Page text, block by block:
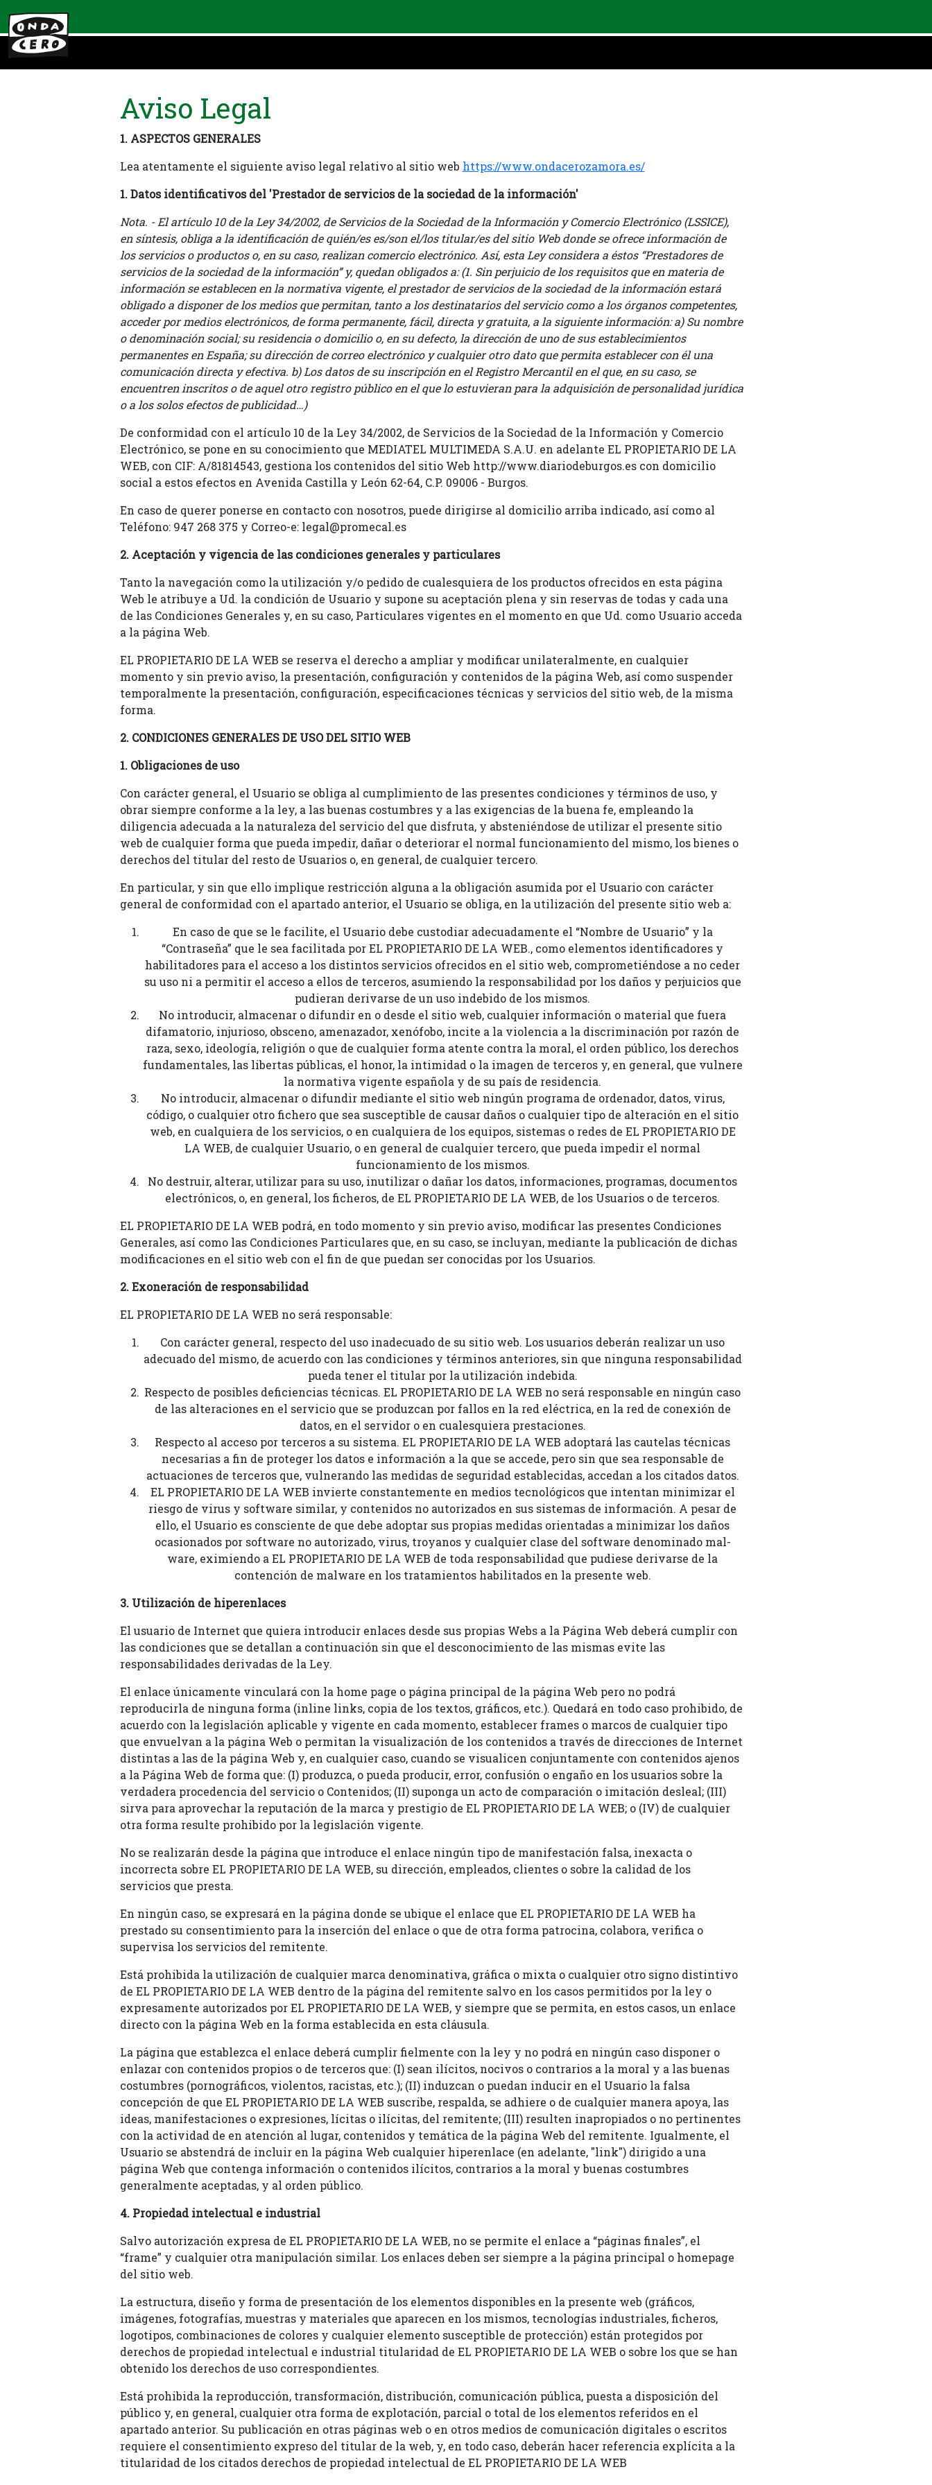
Aviso Legal
1. ASPECTOS GENERALES
Lea atentamente el siguiente aviso legal relativo al sitio web https://www.ondacerozamora.es/
1. Datos identificativos del 'Prestador de servicios de la sociedad de la información'
Nota. - El artículo 10 de la Ley 34/2002, de Servicios de la Sociedad de la Información y Comercio Electrónico (LSSICE),
en síntesis, obliga a la identificación de quién/es es/son el/los titular/es del sitio Web donde se ofrece información de
los servicios o productos o, en su caso, realizan comercio electrónico. Así, esta Ley considera a éstos “Prestadores de
servicios de la sociedad de la información” y, quedan obligados a: (1. Sin perjuicio de los requisitos que en materia de
información se establecen en la normativa vigente, el prestador de servicios de la sociedad de la información estará
obligado a disponer de los medios que permitan, tanto a los destinatarios del servicio como a los órganos competentes,
acceder por medios electrónicos, de forma permanente, fácil, directa y gratuita, a la siguiente información: a) Su nombre
o denominación social; su residencia o domicilio o, en su defecto, la dirección de uno de sus establecimientos
permanentes en España; su dirección de correo electrónico y cualquier otro dato que permita establecer con él una
comunicación directa y efectiva. b) Los datos de su inscripción en el Registro Mercantil en el que, en su caso, se
encuentren inscritos o de aquel otro registro público en el que lo estuvieran para la adquisición de personalidad jurídica
o a los solos efectos de publicidad…)
De conformidad con el artículo 10 de la Ley 34/2002, de Servicios de la Sociedad de la Información y Comercio
Electrónico, se pone en su conocimiento que MEDIATEL MULTIMEDA S.A.U. en adelante EL PROPIETARIO DE LA
WEB, con CIF: A/81814543, gestiona los contenidos del sitio Web http://www.diariodeburgos.es con domicilio
social a estos efectos en Avenida Castilla y León 62-64, C.P. 09006 - Burgos.
En caso de querer ponerse en contacto con nosotros, puede dirigirse al domicilio arriba indicado, así como al
Teléfono: 947 268 375 y Correo-e: legal@promecal.es
2. Aceptación y vigencia de las condiciones generales y particulares
Tanto la navegación como la utilización y/o pedido de cualesquiera de los productos ofrecidos en esta página
Web le atribuye a Ud. la condición de Usuario y supone su aceptación plena y sin reservas de todas y cada una
de las Condiciones Generales y, en su caso, Particulares vigentes en el momento en que Ud. como Usuario acceda
a la página Web.
EL PROPIETARIO DE LA WEB se reserva el derecho a ampliar y modificar unilateralmente, en cualquier
momento y sin previo aviso, la presentación, configuración y contenidos de la página Web, así como suspender
temporalmente la presentación, configuración, especificaciones técnicas y servicios del sitio web, de la misma
forma.
2. CONDICIONES GENERALES DE USO DEL SITIO WEB
1. Obligaciones de uso
Con carácter general, el Usuario se obliga al cumplimiento de las presentes condiciones y términos de uso, y
obrar siempre conforme a la ley, a las buenas costumbres y a las exigencias de la buena fe, empleando la
diligencia adecuada a la naturaleza del servicio del que disfruta, y absteniéndose de utilizar el presente sitio
web de cualquier forma que pueda impedir, dañar o deteriorar el normal funcionamiento del mismo, los bienes o
derechos del titular del resto de Usuarios o, en general, de cualquier tercero.
En particular, y sin que ello implique restricción alguna a la obligación asumida por el Usuario con carácter
general de conformidad con el apartado anterior, el Usuario se obliga, en la utilización del presente sitio web a:
En caso de que se le facilite, el Usuario debe custodiar adecuadamente el “Nombre de Usuario” y la
“Contraseña” que le sea facilitada por EL PROPIETARIO DE LA WEB., como elementos identificadores y
habilitadores para el acceso a los distintos servicios ofrecidos en el sitio web, comprometiéndose a no ceder
su uso ni a permitir el acceso a ellos de terceros, asumiendo la responsabilidad por los daños y perjuicios que
pudieran derivarse de un uso indebido de los mismos.
No introducir, almacenar o difundir en o desde el sitio web, cualquier información o material que fuera
difamatorio, injurioso, obsceno, amenazador, xenófobo, incite a la violencia a la discriminación por razón de
raza, sexo, ideología, religión o que de cualquier forma atente contra la moral, el orden público, los derechos
fundamentales, las libertas públicas, el honor, la intimidad o la imagen de terceros y, en general, que vulnere
la normativa vigente española y de su país de residencia.
No introducir, almacenar o difundir mediante el sitio web ningún programa de ordenador, datos, virus,
código, o cualquier otro fichero que sea susceptible de causar daños o cualquier tipo de alteración en el sitio
web, en cualquiera de los servicios, o en cualquiera de los equipos, sistemas o redes de EL PROPIETARIO DE
LA WEB, de cualquier Usuario, o en general de cualquier tercero, que pueda impedir el normal
funcionamiento de los mismos.
No destruir, alterar, utilizar para su uso, inutilizar o dañar los datos, informaciones, programas, documentos
electrónicos, o, en general, los ficheros, de EL PROPIETARIO DE LA WEB, de los Usuarios o de terceros.
EL PROPIETARIO DE LA WEB podrá, en todo momento y sin previo aviso, modificar las presentes Condiciones
Generales, así como las Condiciones Particulares que, en su caso, se incluyan, mediante la publicación de dichas
modificaciones en el sitio web con el fin de que puedan ser conocidas por los Usuarios.
2. Exoneración de responsabilidad
EL PROPIETARIO DE LA WEB no será responsable:
Con carácter general, respecto del uso inadecuado de su sitio web. Los usuarios deberán realizar un uso
adecuado del mismo, de acuerdo con las condiciones y términos anteriores, sin que ninguna responsabilidad
pueda tener el titular por la utilización indebida.
Respecto de posibles deficiencias técnicas. EL PROPIETARIO DE LA WEB no será responsable en ningún caso
de las alteraciones en el servicio que se produzcan por fallos en la red eléctrica, en la red de conexión de
datos, en el servidor o en cualesquiera prestaciones.
Respecto al acceso por terceros a su sistema. EL PROPIETARIO DE LA WEB adoptará las cautelas técnicas
necesarias a fin de proteger los datos e información a la que se accede, pero sin que sea responsable de
actuaciones de terceros que, vulnerando las medidas de seguridad establecidas, accedan a los citados datos.
EL PROPIETARIO DE LA WEB invierte constantemente en medios tecnológicos que intentan minimizar el
riesgo de virus y software similar, y contenidos no autorizados en sus sistemas de información. A pesar de
ello, el Usuario es consciente de que debe adoptar sus propias medidas orientadas a minimizar los daños
ocasionados por software no autorizado, virus, troyanos y cualquier clase del software denominado mal-
ware, eximiendo a EL PROPIETARIO DE LA WEB de toda responsabilidad que pudiese derivarse de la
contención de malware en los tratamientos habilitados en la presente web.
3. Utilización de hiperenlaces
El usuario de Internet que quiera introducir enlaces desde sus propias Webs a la Página Web deberá cumplir con
las condiciones que se detallan a continuación sin que el desconocimiento de las mismas evite las
responsabilidades derivadas de la Ley.
El enlace únicamente vinculará con la home page o página principal de la página Web pero no podrá
reproducirla de ninguna forma (inline links, copia de los textos, gráficos, etc.). Quedará en todo caso prohibido, de
acuerdo con la legislación aplicable y vigente en cada momento, establecer frames o marcos de cualquier tipo
que envuelvan a la página Web o permitan la visualización de los contenidos a través de direcciones de Internet
distintas a las de la página Web y, en cualquier caso, cuando se visualicen conjuntamente con contenidos ajenos
a la Página Web de forma que: (I) produzca, o pueda producir, error, confusión o engaño en los usuarios sobre la
verdadera procedencia del servicio o Contenidos; (II) suponga un acto de comparación o imitación desleal; (III)
sirva para aprovechar la reputación de la marca y prestigio de EL PROPIETARIO DE LA WEB; o (IV) de cualquier
otra forma resulte prohibido por la legislación vigente.
No se realizarán desde la página que introduce el enlace ningún tipo de manifestación falsa, inexacta o
incorrecta sobre EL PROPIETARIO DE LA WEB, su dirección, empleados, clientes o sobre la calidad de los
servicios que presta.
En ningún caso, se expresará en la página donde se ubique el enlace que EL PROPIETARIO DE LA WEB ha
prestado su consentimiento para la inserción del enlace o que de otra forma patrocina, colabora, verifica o
supervisa los servicios del remitente.
Está prohibida la utilización de cualquier marca denominativa, gráfica o mixta o cualquier otro signo distintivo
de EL PROPIETARIO DE LA WEB dentro de la página del remitente salvo en los casos permitidos por la ley o
expresamente autorizados por EL PROPIETARIO DE LA WEB, y siempre que se permita, en estos casos, un enlace
directo con la página Web en la forma establecida en esta cláusula.
La página que establezca el enlace deberá cumplir fielmente con la ley y no podrá en ningún caso disponer o
enlazar con contenidos propios o de terceros que: (I) sean ilícitos, nocivos o contrarios a la moral y a las buenas
costumbres (pornográficos, violentos, racistas, etc.); (II) induzcan o puedan inducir en el Usuario la falsa
concepción de que EL PROPIETARIO DE LA WEB suscribe, respalda, se adhiere o de cualquier manera apoya, las
ideas, manifestaciones o expresiones, lícitas o ilícitas, del remitente; (III) resulten inapropiados o no pertinentes
con la actividad de en atención al lugar, contenidos y temática de la página Web del remitente. Igualmente, el
Usuario se abstendrá de incluir en la página Web cualquier hiperenlace (en adelante, "link") dirigido a una
página Web que contenga información o contenidos ilícitos, contrarios a la moral y buenas costumbres
generalmente aceptadas, y al orden público.
4. Propiedad intelectual e industrial
Salvo autorización expresa de EL PROPIETARIO DE LA WEB, no se permite el enlace a “páginas finales”, el
“frame” y cualquier otra manipulación similar. Los enlaces deben ser siempre a la página principal o homepage
del sitio web.
La estructura, diseño y forma de presentación de los elementos disponibles en la presente web (gráficos,
imágenes, fotografías, muestras y materiales que aparecen en los mismos, tecnologías industriales, ficheros,
logotipos, combinaciones de colores y cualquier elemento susceptible de protección) están protegidos por
derechos de propiedad intelectual e industrial titularidad de EL PROPIETARIO DE LA WEB o sobre los que se han
obtenido los derechos de uso correspondientes.
Está prohibida la reproducción, transformación, distribución, comunicación pública, puesta a disposición del
público y, en general, cualquier otra forma de explotación, parcial o total de los elementos referidos en el
apartado anterior. Su publicación en otras páginas web o en otros medios de comunicación digitales o escritos
requiere el consentimiento expreso del titular de la web, y, en todo caso, deberán hacer referencia explícita a la
titularidad de los citados derechos de propiedad intelectual de EL PROPIETARIO DE LA WEB